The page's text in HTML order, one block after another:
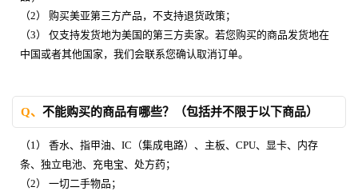
（2） 购买美亚第三方产品，不支持退货政策；
（3） 仅支持发货地为美国的第三方卖家。若您购买的商品发货地在
中国或者其他国家，我们会联系您确认取消订单。
Q、 不能购买的商品有哪些？（包括并不限于以下商品）
（1） 香水、指甲油、IC（集成电路）、主板、CPU、显卡、内存
条、独立电池、充电宝、处方药；
（2） 一切二手物品；